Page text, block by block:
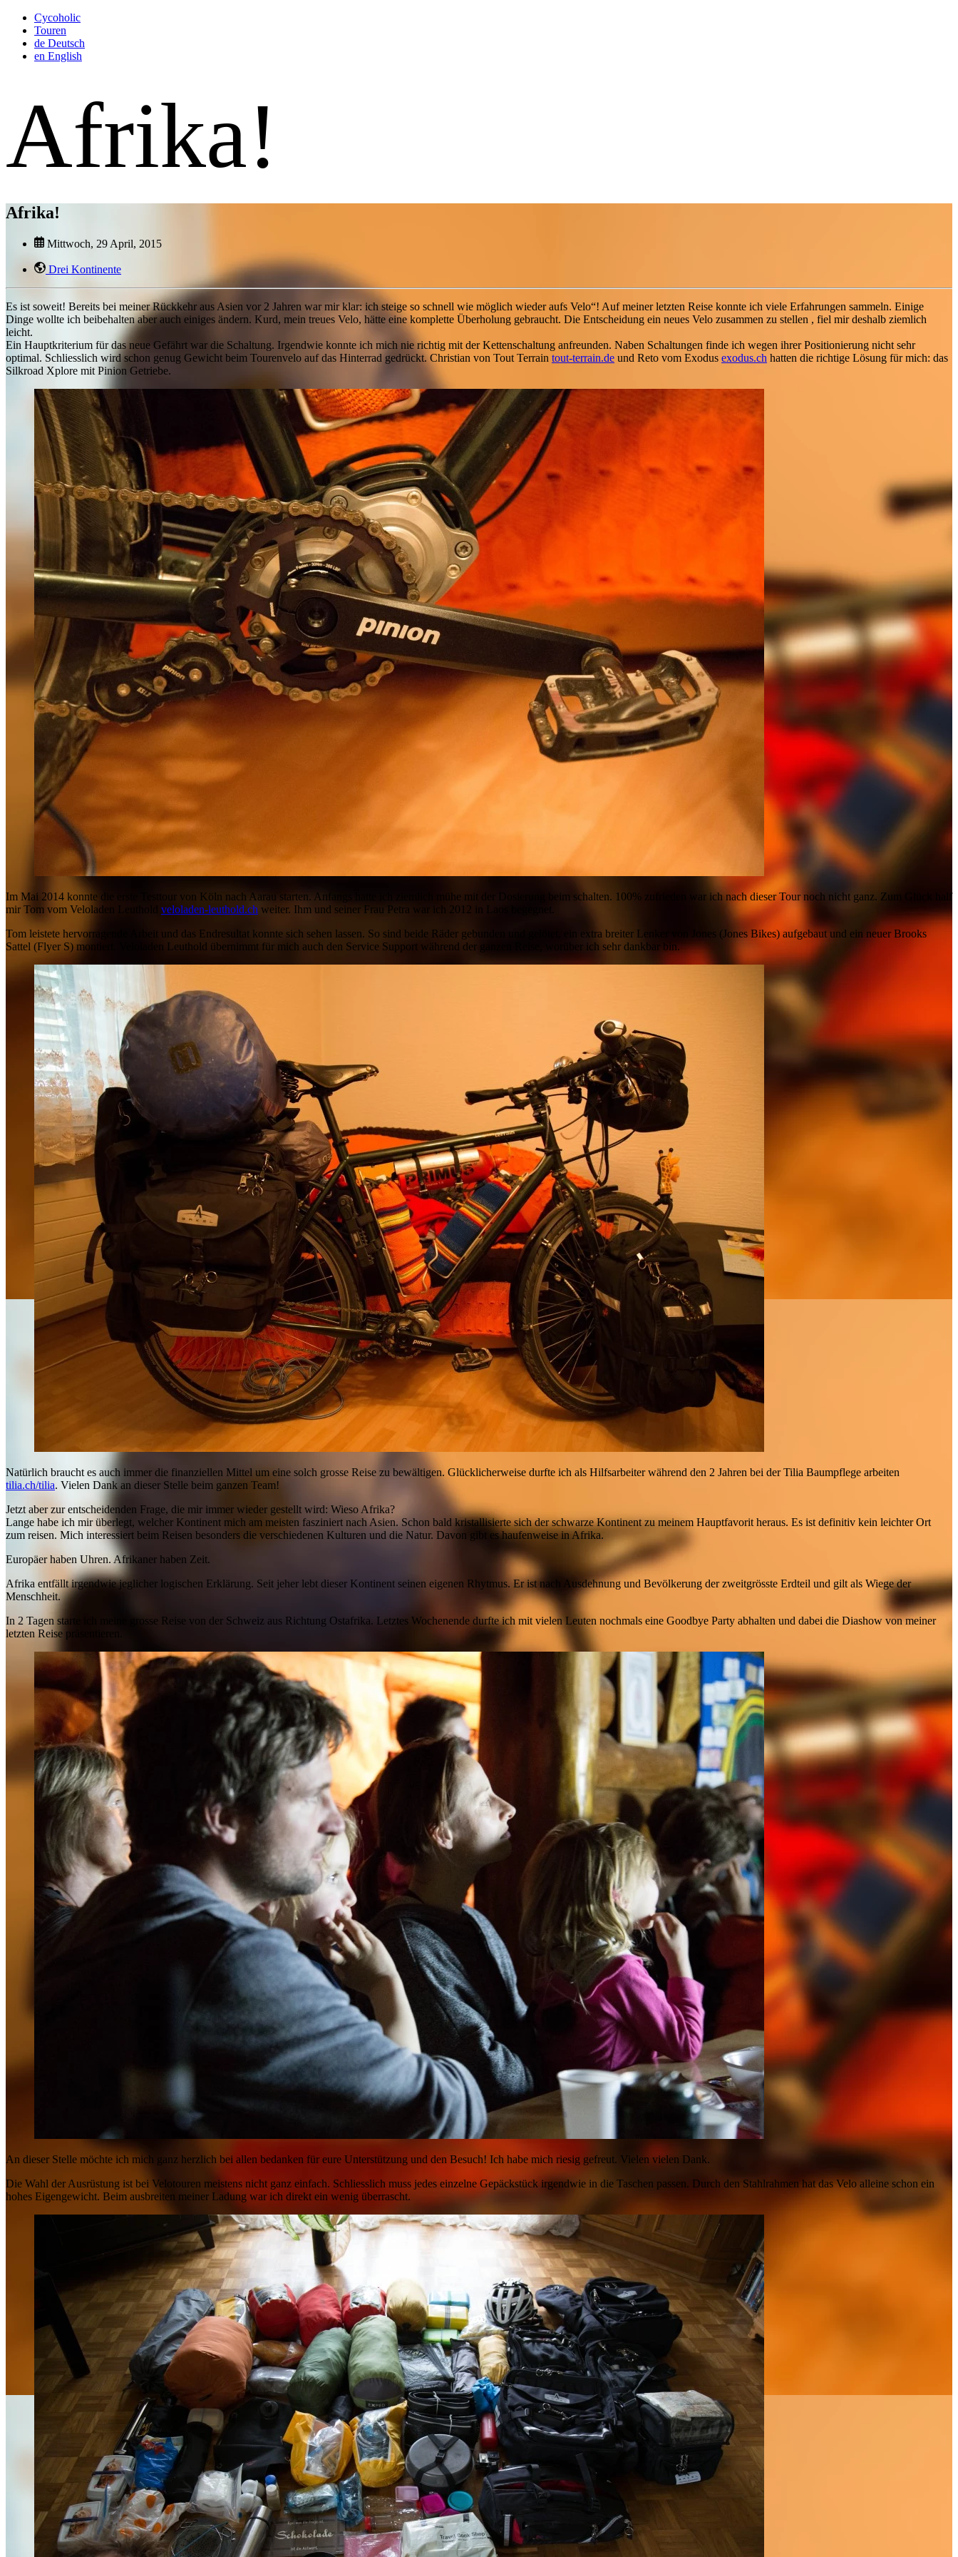
Cycoholic
Touren
de Deutsch
en English
Afrika!
Afrika!
Mittwoch, 29 April, 2015
Drei Kontinente
Es ist soweit! Bereits bei meiner Rückkehr aus Asien vor 2 Jahren war mir klar: ich steige so schnell wie möglich wieder aufs Velo“! Auf meiner letzten Reise konnte ich viele Erfahrungen sammeln. Einige
Dinge wollte ich beibehalten aber auch einiges ändern. Kurd, mein treues Velo, hätte eine komplette Überholung gebraucht. Die Entscheidung ein neues Velo zusammen zu stellen , fiel mir deshalb ziemlich
leicht.
Ein Hauptkriterium für das neue Gefährt war die Schaltung. Irgendwie konnte ich mich nie richtig mit der Kettenschaltung anfreunden. Naben Schaltungen finde ich wegen ihrer Positionierung nicht sehr
optimal. Schliesslich wird schon genug Gewicht beim Tourenvelo auf das Hinterrad gedrückt. Christian von Tout Terrain tout-terrain.de und Reto vom Exodus exodus.ch hatten die richtige Lösung für mich: das
Silkroad Xplore mit Pinion Getriebe.
Im Mai 2014 konnte die erste Testtour von Köln nach Aarau starten. Anfangs hatte ich ziemlich mühe mit der Dosierung beim schalten. 100% zufrieden war ich nach dieser Tour noch nicht ganz. Zum Glück half
mir Tom vom Veloladen Leuthold veloladen-leuthold.ch weiter. Ihm und seiner Frau Petra war ich 2012 in Laos begegnet.
Tom leistete hervorragende Arbeit und das Endresultat konnte sich sehen lassen. So sind beide Räder gebunden und gelötet, ein extra breiter Lenker von Jones (Jones Bikes) aufgebaut und ein neuer Brooks
Sattel (Flyer S) montiert. Veloladen Leuthold übernimmt für mich auch den Service Support während der ganzen Reise, worüber ich sehr dankbar bin.
Natürlich braucht es auch immer die finanziellen Mittel um eine solch grosse Reise zu bewältigen. Glücklicherweise durfte ich als Hilfsarbeiter während den 2 Jahren bei der Tilia Baumpflege arbeiten
tilia.ch/tilia. Vielen Dank an dieser Stelle beim ganzen Team!
Jetzt aber zur entscheidenden Frage, die mir immer wieder gestellt wird: Wieso Afrika?
Lange habe ich mir überlegt, welcher Kontinent mich am meisten fasziniert nach Asien. Schon bald kristallisierte sich der schwarze Kontinent zu meinem Hauptfavorit heraus. Es ist definitiv kein leichter Ort
zum reisen. Mich interessiert beim Reisen besonders die verschiedenen Kulturen und die Natur. Davon gibt es haufenweise in Afrika.
Europäer haben Uhren. Afrikaner haben Zeit.
Afrika entfällt irgendwie jeglicher logischen Erklärung. Seit jeher lebt dieser Kontinent seinen eigenen Rhytmus. Er ist nach Ausdehnung und Bevölkerung der zweitgrösste Erdteil und gilt als Wiege der
Menschheit.
In 2 Tagen starte ich meine grosse Reise von der Schweiz aus Richtung Ostafrika. Letztes Wochenende durfte ich mit vielen Leuten nochmals eine Goodbye Party abhalten und dabei die Diashow von meiner
letzten Reise präsentieren.
An dieser Stelle möchte ich mich ganz herzlich bei allen bedanken für eure Unterstützung und den Besuch! Ich habe mich riesig gefreut. Vielen vielen Dank.
Die Wahl der Ausrüstung ist bei Velotouren meistens nicht ganz einfach. Schliesslich muss jedes einzelne Gepäckstück irgendwie in die Taschen passen. Durch den Stahlrahmen hat das Velo alleine schon ein
hohes Eigengewicht. Beim ausbreiten meiner Ladung war ich direkt ein wenig überrascht.